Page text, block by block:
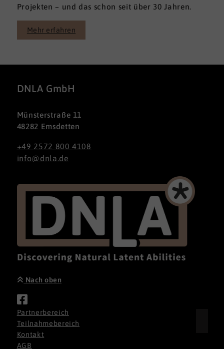
Projekten – und das schon seit über 30 Jahren.
Mehr erfahren
DNLA GmbH
Münsterstraße 11
48282 Emsdetten
+49 2572 800 4108
info@dnla.de
Nach oben
Partnerbereich
Teilnahmebereich
Kontakt
AGB